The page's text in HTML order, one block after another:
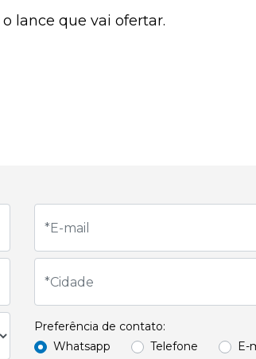
lance que vai ofertar.
Preferência de contato:
Whatsapp
Telefone E-